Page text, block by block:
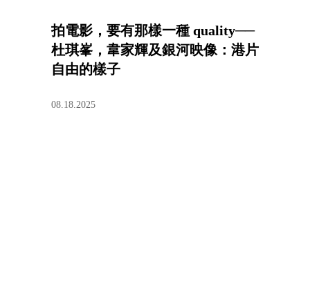
拍電影，要有那樣一種 quality──
杜琪峯，韋家輝及銀河映像：港片
自由的樣子
08.18.2025